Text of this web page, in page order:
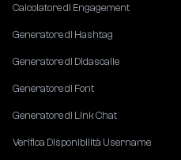
Calcolatore di Engagement
Generatore di Hashtag
Generatore di Didascalie
Generatore di Font
Generatore di Link Chat
Verifica Disponibilità Username